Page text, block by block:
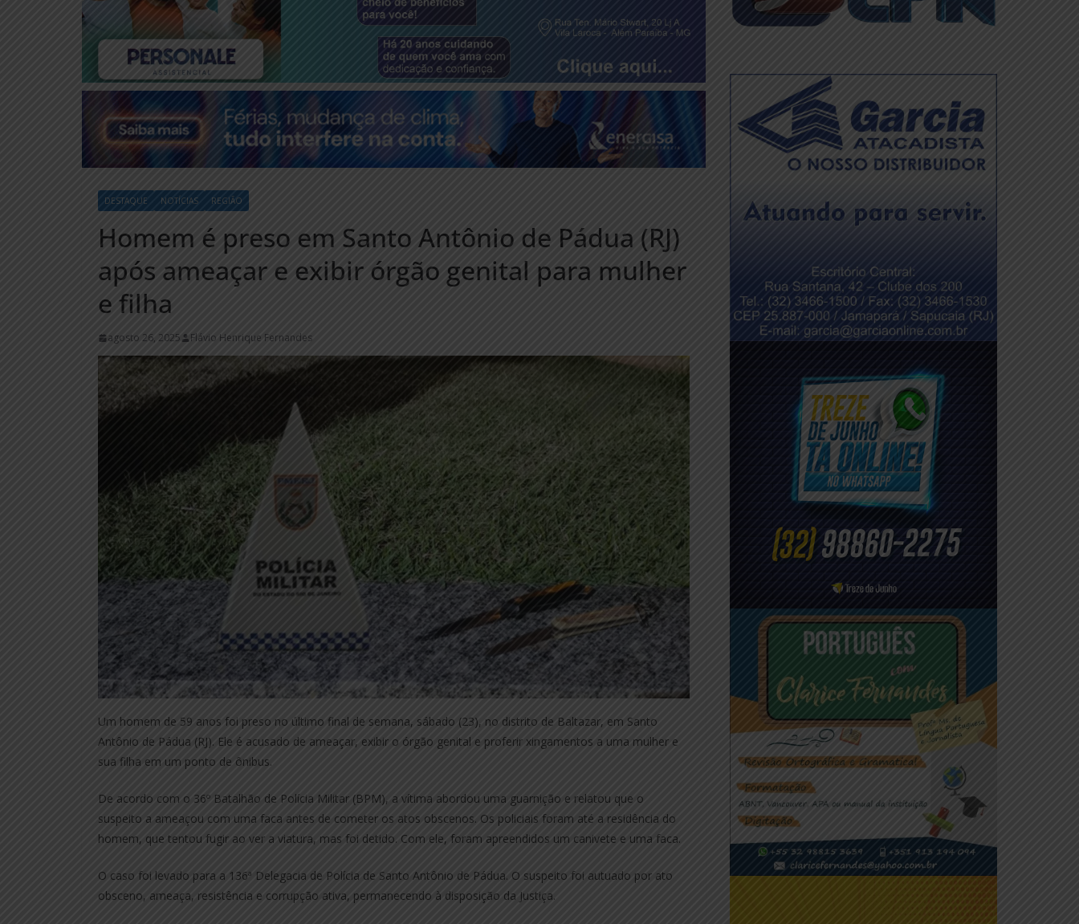
DESTAQUE NOTÍCIAS REGIÃO
Homem é preso em Santo Antônio de Pádua (RJ)
após ameaçar e exibir órgão genital para mulher
e filha
agosto 26, 2025 Flávio Henrique Fernandes
Um homem de 59 anos foi preso no último final de semana, sábado (23), no distrito de Baltazar, em Santo
Antônio de Pádua (RJ). Ele é acusado de ameaçar, exibir o órgão genital e proferir xingamentos a uma mulher e
sua filha em um ponto de ônibus.
De acordo com o 36º Batalhão de Polícia Militar (BPM), a vítima abordou uma guarnição e relatou que o
suspeito a ameaçou com uma faca antes de cometer os atos obscenos. Os policiais foram até a residência do
homem, que tentou fugir ao ver a viatura, mas foi detido. Com ele, foram apreendidos um canivete e uma faca.
O caso foi levado para a 136ª Delegacia de Polícia de Santo Antônio de Pádua. O suspeito foi autuado por ato
obsceno, ameaça, resistência e corrupção ativa, permanecendo à disposição da Justiça.